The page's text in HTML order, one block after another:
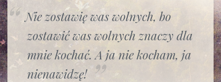
Nie zostawię was wolnych, bo
zostawić was wolnych znaczy dla
mnie kochać. A ja nie kocham, ja
nienawidzę!